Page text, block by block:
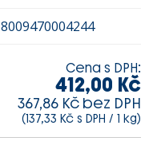
8009470004244
Cena s DPH:
412,00 Kč
367,86 Kč bez DPH
(137,33 Kč s DPH / 1 kg)